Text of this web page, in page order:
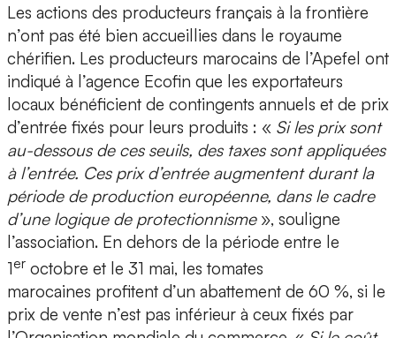
Les actions des producteurs français à la frontière
n’ont pas été bien accueillies dans le royaume
chérifien. Les producteurs marocains de l’Apefel ont
indiqué à l’agence Ecofin que les exportateurs
locaux bénéficient de contingents annuels et de prix
d’entrée fixés pour leurs produits : « Si les prix sont
au-dessous de ces seuils, des taxes sont appliquées
à l’entrée. Ces prix d’entrée augmentent durant la
période de production européenne, dans le cadre
d’une logique de protectionnisme», souligne
l’association. En dehors de la période entre le
1er octobre et le 31 mai, les tomates
marocaines profitent d’un abattement de 60 %, si le
prix de vente n’est pas inférieur à ceux fixés par